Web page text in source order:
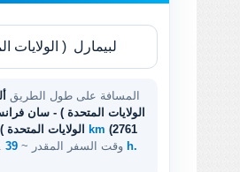
المسافة على طول الطريق
الولايات المتحدة ) - سان
الولايات المتحدة ) 4443 km (2761
. وقت السفر المقدر ~ 39 h.